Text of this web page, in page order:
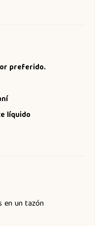
preferido.
líquido
en un tazón